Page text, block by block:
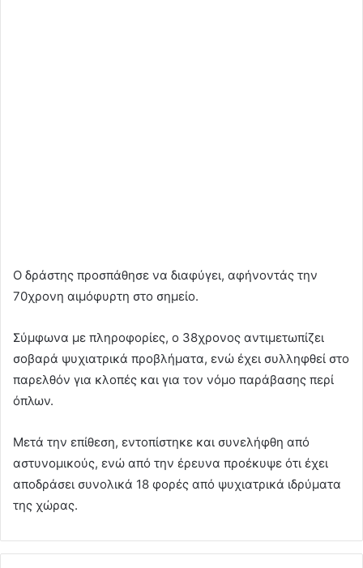
Ο δράστης προσπάθησε να διαφύγει, αφήνοντάς την
70χρονη αιμόφυρτη στο σημείο.
Σύμφωνα με πληροφορίες, ο 38χρονος αντιμετωπίζει
σοβαρά ψυχιατρικά προβλήματα, ενώ έχει συλληφθεί στο
παρελθόν για κλοπές και για τον νόμο παράβασης περί
όπλων.
Μετά την επίθεση, εντοπίστηκε και συνελήφθη από
αστυνομικούς, ενώ από την έρευνα προέκυψε ότι έχει
αποδράσει συνολικά 18 φορές από ψυχιατρικά ιδρύματα
της χώρας.